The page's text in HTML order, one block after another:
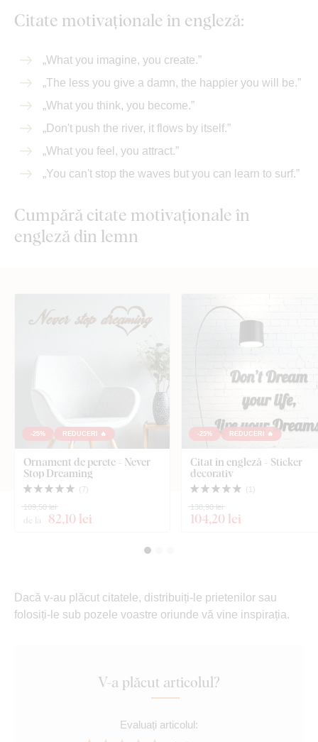
Citate motivaționale în engleză:
„What you imagine, you create.”
„The less you give a damn, the happier you will be.”
„What you think, you become.”
„Don't push the river, it flows by itself.”
„What you feel, you attract.”
„You can't stop the waves but you can learn to surf.”
Cumpără citate motivaționale în
engleză din lemn
-25% REDUCERI 🔥
Ornament de perete - Never
Stop Dreaming
( 7)
de la 82,10 lei
109,50 lei
-25% REDUCERI 🔥
Citat în engleză - Sticker
decorativ
( 1 )
104,20 lei
138,90 lei
Dacă v-au plăcut citatele, distribuiți-le prietenilor sau
folosiți-le sub pozele voastre oriunde vă vine inspirația.
V-a plăcut articolul?
Evaluați articolul: